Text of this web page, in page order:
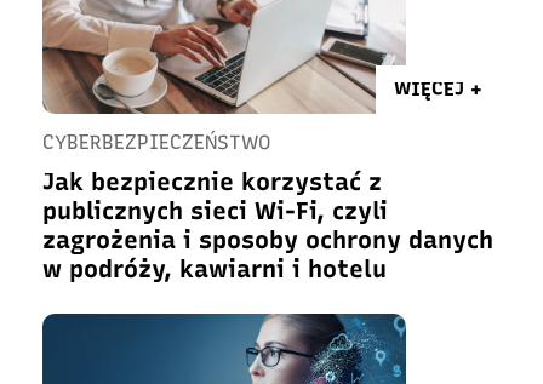
WIĘCEJ +
CYBERBEZPIECZEŃSTWO
Jak bezpiecznie korzystać z
publicznych sieci Wi-Fi, czyli
zagrożenia i sposoby ochrony danych
w podróży, kawiarni i hotelu